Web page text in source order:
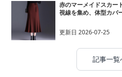
赤のマーメイドスカー
視線を集め、体型カバ
更新日 2026-07-25
記事一覧